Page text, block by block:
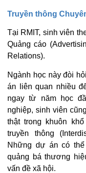
Truyền thông
Tại RMIT, sinh viên
Quảng cáo
Relations).
Ngành học này đòi
án liên quan nhiều
ngay từ năm học
nghiệp, sinh viên
thật trong khuôn
truyền thông
Những dự án có
quảng bá thương
vấn đề xã hội.